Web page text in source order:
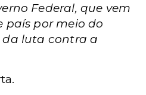
Federal, que vem
país por meio do
da luta contra a